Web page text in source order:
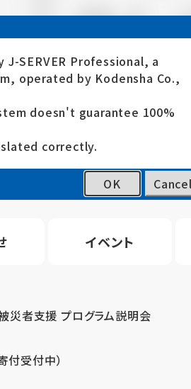
イベント
災者支援 プログラム説明会
付受付中）
SERVER Professional, a
operated by Kodensha Co.,
doesn't guarantee 100%
correctly.
OK Cancel